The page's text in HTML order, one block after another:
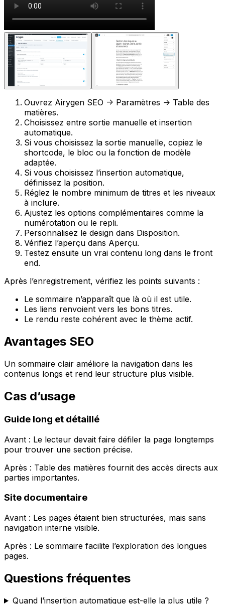
Ouvrez Airygen SEO -> Paramètres -> Table des
matières.
Choisissez entre sortie manuelle et insertion
automatique.
Si vous choisissez la sortie manuelle, copiez le
shortcode, le bloc ou la fonction de modèle
adaptée.
Si vous choisissez l’insertion automatique,
définissez la position.
Réglez le nombre minimum de titres et les niveaux
à inclure.
Ajustez les options complémentaires comme la
numérotation ou le repli.
Personnalisez le design dans Disposition.
Vérifiez l’aperçu dans Aperçu.
Testez ensuite un vrai contenu long dans le front
end.
Après l’enregistrement, vérifiez les points suivants :
Le sommaire n’apparaît que là où il est utile.
Les liens renvoient vers les bons titres.
Le rendu reste cohérent avec le thème actif.
Avantages SEO
Un sommaire clair améliore la navigation dans les
contenus longs et rend leur structure plus visible.
Cas d’usage
Guide long et détaillé
Avant : Le lecteur devait faire défiler la page longtemps
pour trouver une section précise.
Après : Table des matières fournit des accès directs aux
parties importantes.
Site documentaire
Avant : Les pages étaient bien structurées, mais sans
navigation interne visible.
Après : Le sommaire facilite l’exploration des longues
pages.
Questions fréquentes
Quand l’insertion automatique est-elle la plus utile ?